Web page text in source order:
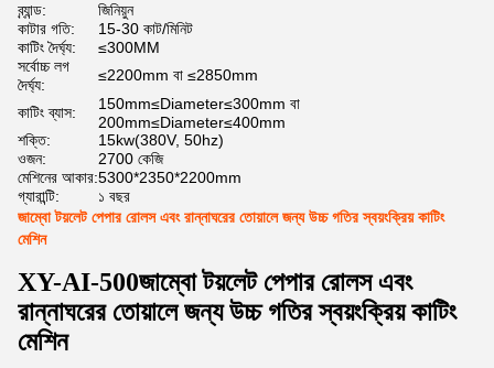
ব্র্যান্ড:
জিনিয়ুন
কাটার গতি:
15-30 কাট/মিনিট
কাটিং দৈর্ঘ্য:
≤300MM
সর্বোচ্চ লগ
দৈর্ঘ্য:
≤2200mm বা ≤2850mm
কাটিং ব্যাস:
150mm≤Diameter≤300mm বা
200mm≤Diameter≤400mm
শক্তি:
15kw(380V, 50hz)
ওজন:
2700 কেজি
মেশিনের আকার:5300*2350*2200mm
গ্যারান্টি:
১ বছর
জাম্বো টয়লেট পেপার রোলস এবং রান্নাঘরের তোয়ালে জন্য উচ্চ গতির স্বয়ংক্রিয় কাটিং
মেশিন
XY-AI-500জাম্বো টয়লেট পেপার রোলস এবং
রান্নাঘরের তোয়ালে জন্য উচ্চ গতির স্বয়ংক্রিয় কাটিং
মেশিন